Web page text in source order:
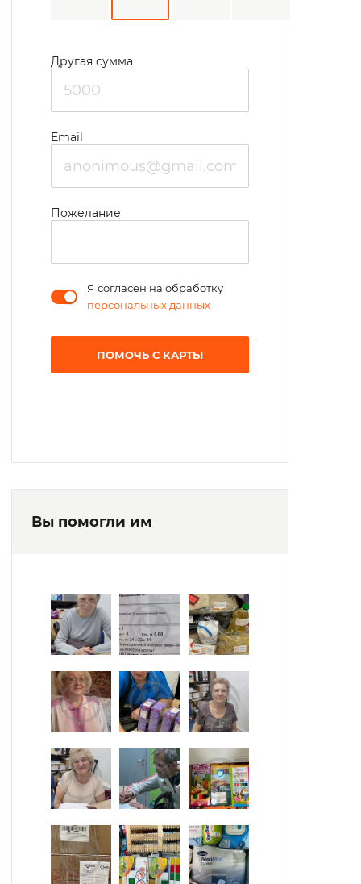
Другая сумма
Email
Пожелание
Я согласен на обработку
персональных данных
ПОМОЧЬ С КАРТЫ
Вы помогли им